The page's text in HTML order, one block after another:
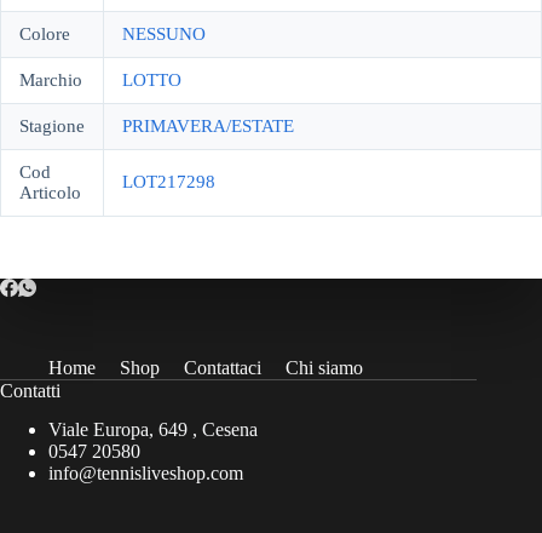
Colore NESSUNO
Marchio LOTTO
Stagione PRIMAVERA/ESTATE
Cod
Articolo
LOT217298
Home Shop Contattaci
Chi siamo
Contatti
Viale Europa, 649 , Cesena
0547 20580
info@tennisliveshop.com